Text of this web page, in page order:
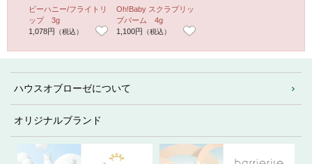
ビーハニー/フライトリ
ップ 3g
1,078円 （税込）
Oh!Baby スクラブリッ
プバーム 4g
1,100円
（税込）
ハウスオブローゼについて
オリジナルブランド